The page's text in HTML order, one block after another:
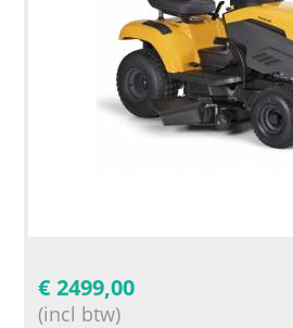
€ 2499,00
(incl btw)